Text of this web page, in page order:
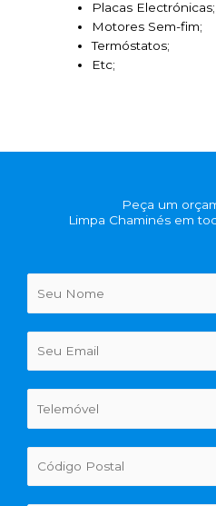
Placas Electrónicas;
Motores Sem-fim;
Termóstatos;
Etc;
Peça um
Limpa Chaminés em